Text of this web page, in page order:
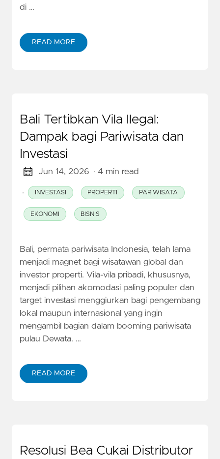
di …
READ MORE
Bali Tertibkan Vila Ilegal:
Dampak bagi Pariwisata dan
Investasi
Jun 14, 2026 · 4 min read
· INVESTASI PROPERTI PARIWISATA
EKONOMI BISNIS
Bali, permata pariwisata Indonesia, telah lama
menjadi magnet bagi wisatawan global dan
investor properti. Vila-vila pribadi, khususnya,
menjadi pilihan akomodasi paling populer dan
target investasi menggiurkan bagi pengembang
lokal maupun internasional yang ingin
mengambil bagian dalam booming pariwisata
pulau Dewata. …
READ MORE
Resolusi Bea Cukai Distributor